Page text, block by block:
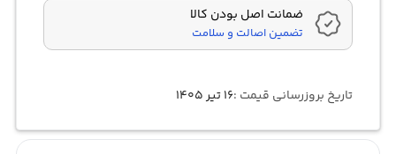
ضمانت اصل بودن کالا
تضمین اصالت و سلامت
تاریخ بروزرسانی قیمت :۱۶ تیر ۱۴۰۵